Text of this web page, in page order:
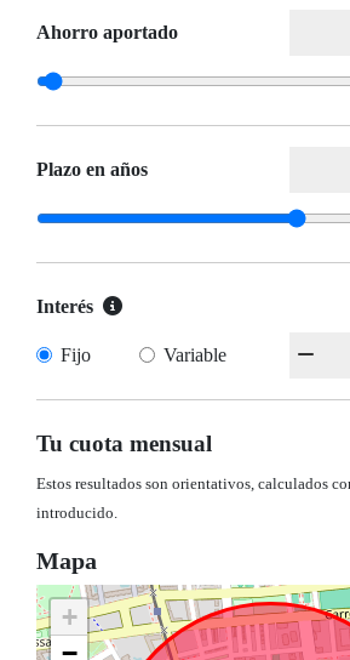
Ahorro aportado
Plazo en años
Interés
Fijo Variable
Tu cuota mensual
Estos resultados son orientativos, calculados
introducido.
Mapa
+
−